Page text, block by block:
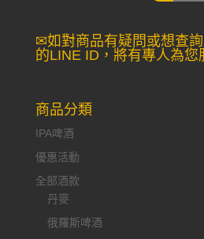
✉如對商品有疑問或想查
的LINE ID，將有專人為
商品分類
IPA啤酒
優惠活動
全部酒款
丹麥
俄羅斯啤酒